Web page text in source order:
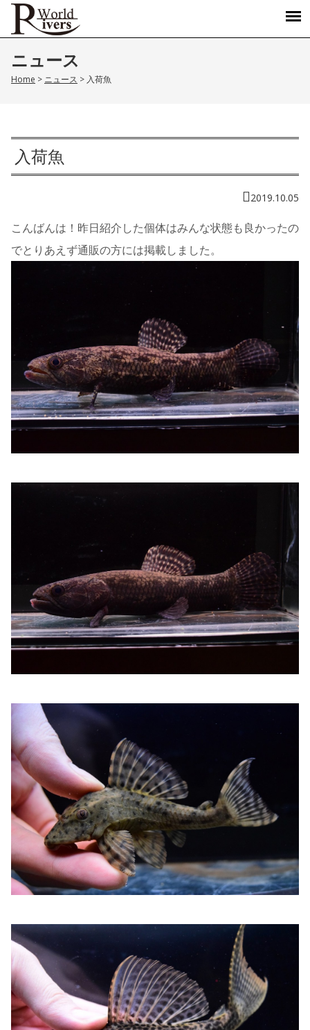
ニュース
Home > ニュース > 入荷魚
入荷魚
2019.10.05
こんばんは！昨日紹介した個体はみんな状態も良かったの
でとりあえず通販の方には掲載しました。